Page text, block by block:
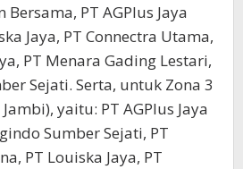
PT AGPlus Jaya
Jaya, PT Connectra Utama,
PT Menara Gading Lestari,
Sejati. Serta, untuk Zona 3
yaitu: PT AGPlus Jaya
Sumber Sejati, PT
PT Louiska Jaya, PT